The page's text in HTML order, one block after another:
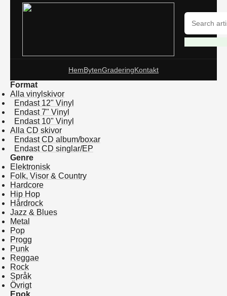
HemBytenGraderingKontakt
Format
Alla vinylskivor
Endast 12" Vinyl
Endast 7" Vinyl
Endast 10" Vinyl
Alla CD skivor
Endast CD album/boxar
Endast CD singlar/EP
Genre
Elektronisk
Folk, Visor & Country
Hardcore
Hip Hop
Hårdrock
Jazz & Blues
Metal
Pop
Progg
Punk
Reggae
Rock
Språk
Övrigt
Epok